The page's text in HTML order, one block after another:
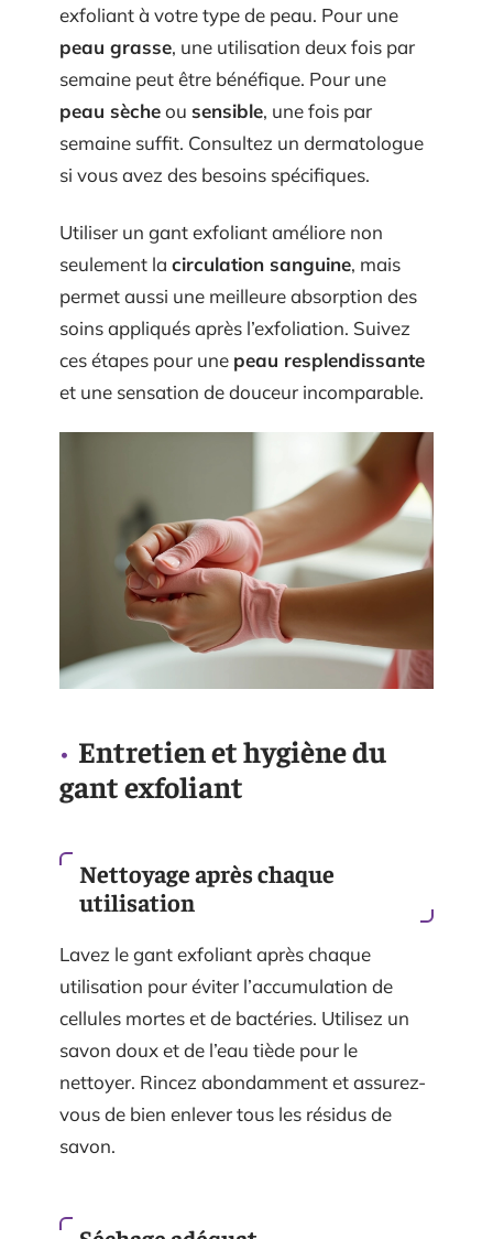
exfoliant à votre type de peau. Pour une
peau grasse, une utilisation deux fois par
semaine peut être bénéfique. Pour une
peau sècheou sensible, une fois par
semaine suffit. Consultez un dermatologue
si vous avez des besoins spécifiques.
Utiliser un gant exfoliant améliore non
seulement la circulation sanguine, mais
permet aussi une meilleure absorption des
soins appliqués après l’exfoliation. Suivez
ces étapes pour une peau resplendissante
et une sensation de douceur incomparable.
Entretien et hygiène du
gant exfoliant
Nettoyage après chaque
utilisation
Lavez le gant exfoliant après chaque
utilisation pour éviter l’accumulation de
cellules mortes et de bactéries. Utilisez un
savon doux et de l’eau tiède pour le
nettoyer. Rincez abondamment et assurez-
vous de bien enlever tous les résidus de
savon.